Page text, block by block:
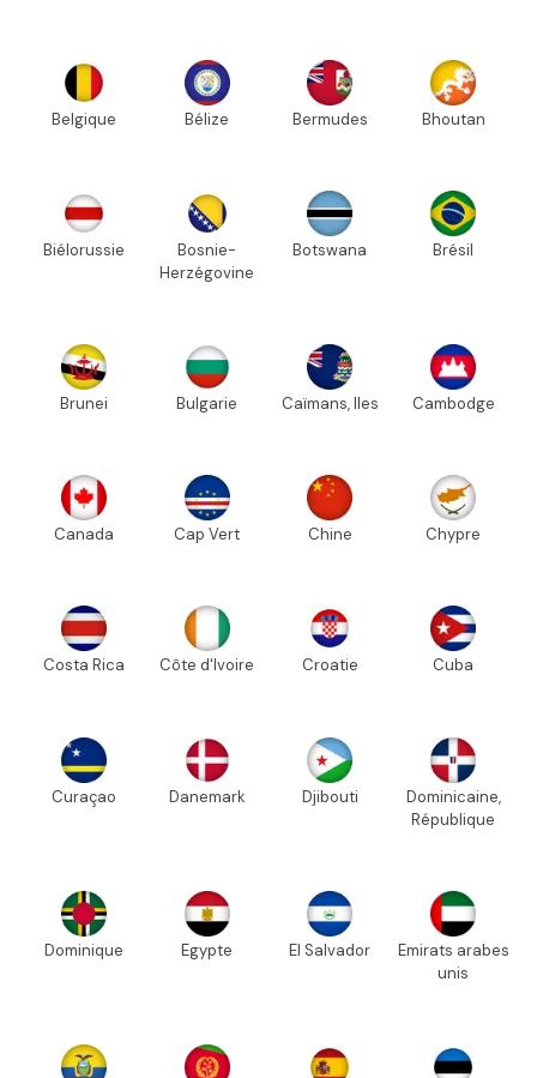
Belgique Bélize Bermudes Bhoutan
Biélorussie
Bosnie-
Herzégovine
Botswana Brésil
Brunei Bulgarie Caïmans, Iles Cambodge
Canada Cap Vert Chine Chypre
Costa Rica Côte d'Ivoire Croatie Cuba
Curaçao Danemark Djibouti
Dominicaine,
République
Dominique Egypte El Salvador
Emirats arabes
unis